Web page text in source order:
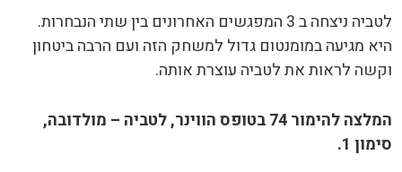
לטביה ניצחה ב 3 המפגשים האחרונים בין שתי הנבחרות.
היא מגיעה במומנטום גדול למשחק הזה ועם הרבה ביטחון
וקשה לראות את לטביה עוצרת אותה.
המלצה להימור 74 בטופס הווינר, לטביה – מולדובה,
סימון 1.